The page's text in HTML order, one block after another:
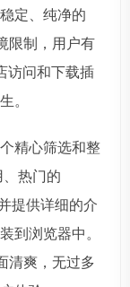
定、纯净的
限制，用户有
访问和下载插
。
精心筛选和整
、热门的
提供详细的介
到浏览器中。
清爽，无过多